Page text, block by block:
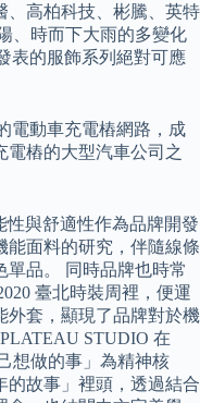
、高柏科技、彬騰、英特
、時而下大雨的多變化
表的服飾系列絕對可應
電動車充電樁網路，成
電樁的大型汽車公司之
性與舒適性作為品牌開發
能面料的研究，伴隨線條
品。 同時品牌也時常
臺北時裝周裡，便運
外套，顯現了品牌對於機
STUDIO 在
想做的事」為精神核
的故事」裡頭，透過結合